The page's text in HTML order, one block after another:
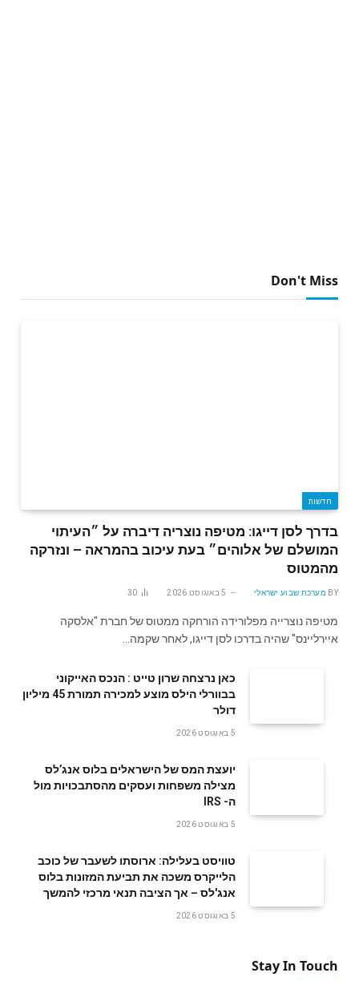
Don't Miss
חדשות
בדרך לסן דייגו: מטיפה נוצריה דיברה על ״העיתוי
המושלם של אלוהים״ בעת עיכוב בהמראה – ונזרקה
מהמטוס
BY מערכת שבוע ישראלי 5 באוגוסט 2026 30
מטיפה נוצרייה מפלורידה הורחקה ממטוס של חברת "אלסקה
איירליינס" שהיה בדרכו לסן דייגו, לאחר שקמה…
‬דולר
5 באוגוסט 2026
‬ה- IRS
5 באוגוסט 2026
טוויסט בעלילה: ארוסתו לשעבר של כוכב
הלייקרס משכה את תביעת המזונות בלוס
אנג'לס – אך הציבה תנאי מרכזי להמשך
5 באוגוסט 2026
Stay In Touch